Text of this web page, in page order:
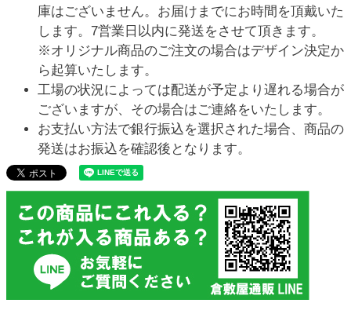
庫はございません。お届けまでにお時間を頂戴いた
します。7営業日以内に発送をさせて頂きます。
※オリジナル商品のご注文の場合はデザイン決定か
ら起算いたします。
工場の状況によっては配送が予定より遅れる場合が
ございますが、その場合はご連絡をいたします。
お支払い方法で銀行振込を選択された場合、商品の
発送はお振込を確認後となります。